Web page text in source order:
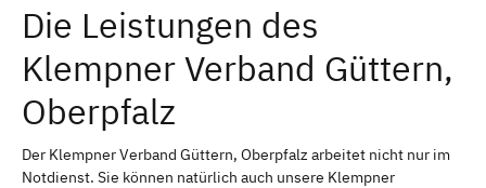
Die Leistungen des
Klempner Verband Güttern,
Oberpfalz
Der Klempner Verband Güttern, Oberpfalz arbeitet nicht nur im
Notdienst. Sie können natürlich auch unsere Klempner